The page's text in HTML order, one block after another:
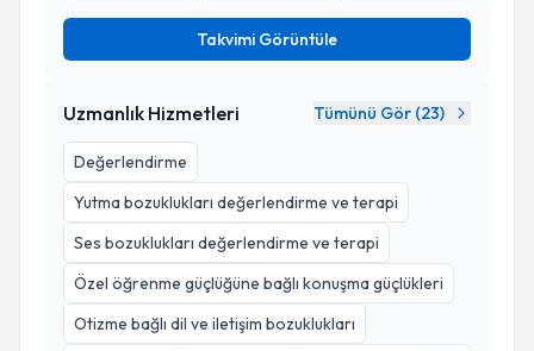
Takvimi Görüntüle
Uzmanlık Hizmetleri Tümünü Gör (23)
Değerlendirme
Yutma bozuklukları değerlendirme ve terapi
Ses bozuklukları değerlendirme ve terapi
Özel öğrenme güçlüğüne bağlı konuşma güçlükleri
Otizme bağlı dil ve iletişim bozuklukları